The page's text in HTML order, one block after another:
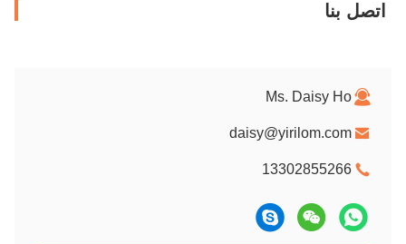
اتصل بنا
Ms. Daisy Ho
daisy@yirilom.com
13302855266